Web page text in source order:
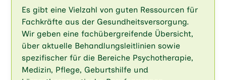
Es gibt eine Vielzahl von guten Ressourcen für
Fachkräfte aus der Gesundheitsversorgung.
Wir geben eine fachübergreifende Übersicht,
über aktuelle Behandlungsleitlinien sowie
spezifischer für die Bereiche Psychotherapie,
Medizin, Pflege, Geburtshilfe und